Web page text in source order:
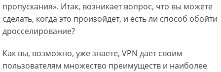
пропускания». Итак, возникает вопрос, что вы можете
сделать, когда это произойдет, и есть ли способ обойти
дросселирование?
Как вы, возможно, уже знаете, VPN дает своим
пользователям множество преимуществ и наиболее